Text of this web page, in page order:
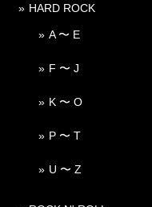
HARD ROCK
A 〜 E
F 〜 J
K 〜 O
P 〜 T
U 〜 Z